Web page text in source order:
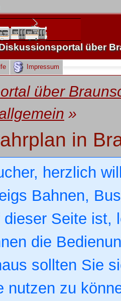
über
Impressum
über
»
in
herzlich
Bahnen,
dieser Seite
die
sollten Sie
nutzen zu